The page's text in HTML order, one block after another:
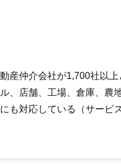
産仲介会社が1,700社以
、店舗、工場、倉庫、農
も対応している（サービ